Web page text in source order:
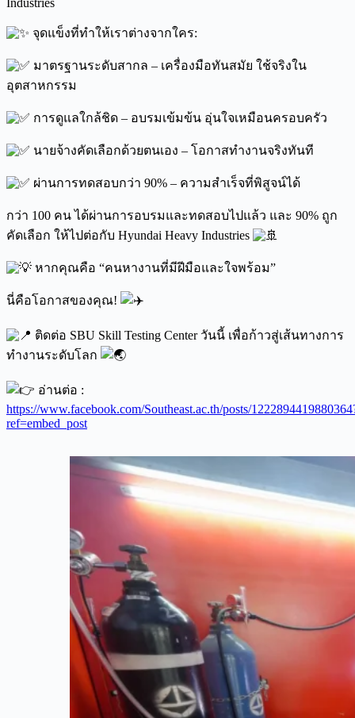
จุดแข็งที่ทำให้เราต่างจากใคร:
มาตรฐานระดับสากล – เครื่องมือทันสมัย ใช้จริงใน
อุตสาหกรรม
การดูแลใกล้ชิด – อบรมเข้มข้น อุ่นใจเหมือนครอบครัว
นายจ้างคัดเลือกด้วยตนเอง – โอกาสทำงานจริงทันที
ผ่านการทดสอบกว่า 90% – ความสำเร็จที่พิสูจน์ได้
กว่า 100 คน ได้ผ่านการอบรมและทดสอบไปแล้ว และ 90% ถูก
คัดเลือก ให้ไปต่อกับ Hyundai Heavy Industries
หากคุณคือ “คนหางานที่มีฝีมือและใจพร้อม”
นี่คือโอกาสของคุณ!
ติดต่อ SBU Skill Testing Center วันนี้ เพื่อก้าวสู่เส้นทางการ
ทำงานระดับโลก
อ่านต่อ :
https://www.facebook.com/Southeast.ac.th/posts/
ref=embed_post